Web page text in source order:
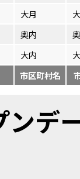
大月
奥内
大内
市区町村名
ン